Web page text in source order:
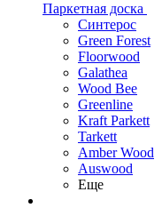
Паркетная доска
Синтерос
Green Forest
Floorwood
Galathea
Wood Bee
Greenline
Kraft Parkett
Tarkett
Amber Wood
Auswood
Еще